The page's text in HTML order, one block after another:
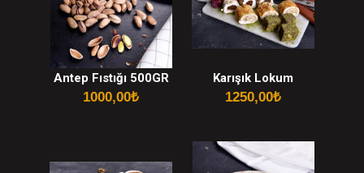
Antep Fıstığı 500GR
1000,00₺
Karışık Lokum
1250,00₺